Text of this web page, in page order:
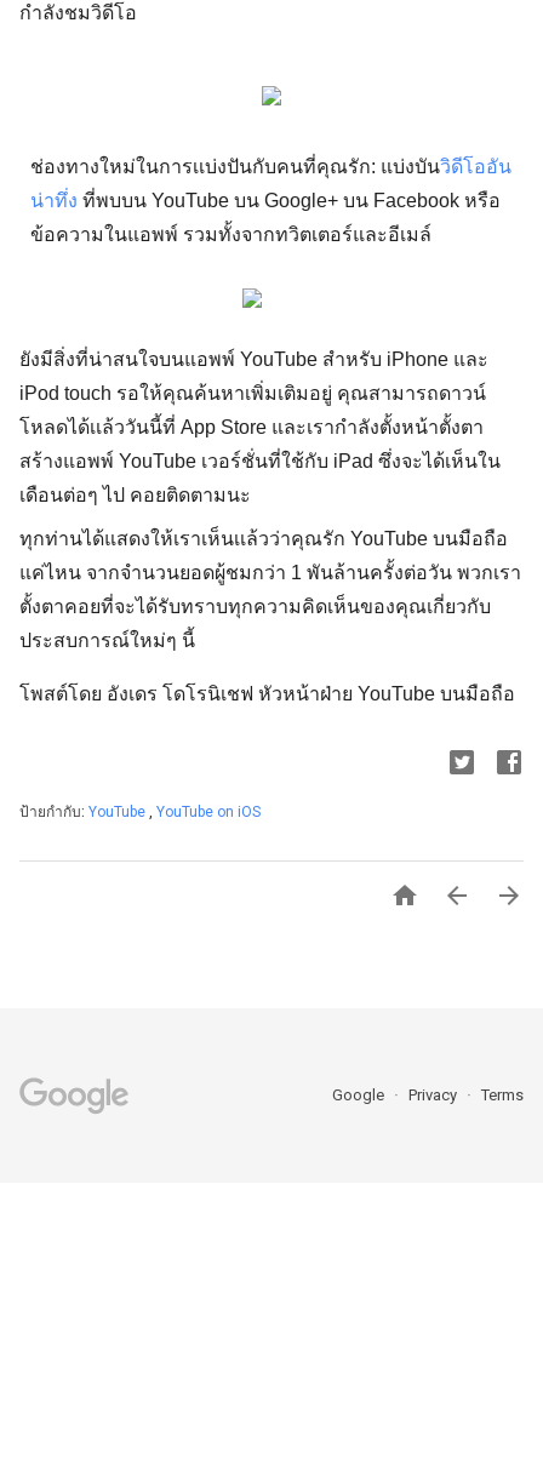
กำลังชมวิดีโอ
ช่องทางใหม่ในการเเบ่งปันกับคนที่คุณรัก: แบ่งบันวิดีโออัน
น่าทึ่ง ที่พบบน YouTube บน Google+ บน Facebook หรือ
ข้อความในแอพพ์ รวมทั้งจากทวิตเตอร์และอีเมล์
ยังมีสิ่งที่น่าสนใจบนแอพพ์ YouTube สำหรับ iPhone และ
iPod touch รอให้คุณค้นหาเพิ่มเติมอยู่ คุณสามารถดาวน์
โหลดได้เเล้ววันนี้ที่ App Store และเรากำลังตั้งหน้าตั้งตา
สร้างแอพพ์ YouTube เวอร์ชั่นที่ใช้กับ iPad ซึ่งจะได้เห็นใน
เดือนต่อๆ ไป คอยติดตามนะ
ทุกท่านได้แสดงให้เราเห็นเเล้วว่าคุณรัก YouTube บนมือถือ
แค่ไหน จากจำนวนยอดผู้ชมกว่า 1 พันล้านครั้งต่อวัน พวกเรา
ตั้งตาคอยที่จะได้รับทราบทุกความคิดเห็นของคุณเกี่ยวกับ
ประสบการณ์ใหม่ๆ นี้
โพสต์โดย อังเดร โดโรนิเชฟ หัวหน้าฝ่าย YouTube บนมือถือ
ป้ายกำกับ: YouTube , YouTube on iOS
  
Google Privacy Terms